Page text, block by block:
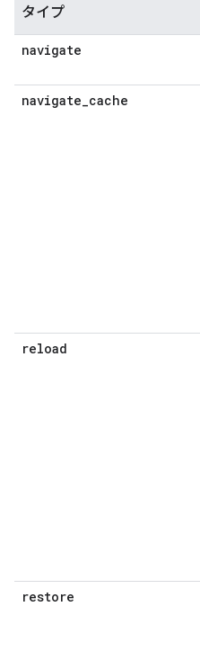
タイプ
navigate
navigate_cache
reload
restore